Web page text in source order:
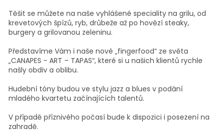
Těšit se můžete na naše vyhlášené speciality na grilu, od
krevetových špízů, ryb, drůbeže až po hovězí steaky,
burgery a grilovanou zeleninu.
Představíme Vám i naše nové „fingerfood“ ze světa
„CANAPES - ART – TAPAS“, které si u našich klientů rychle
našly obdiv a oblibu.
Hudební tóny budou ve stylu jazz a blues v podání
mladého kvartetu začínajících talentů.
V případě příznivého počasí bude k dispozici i posezení na
zahradě.